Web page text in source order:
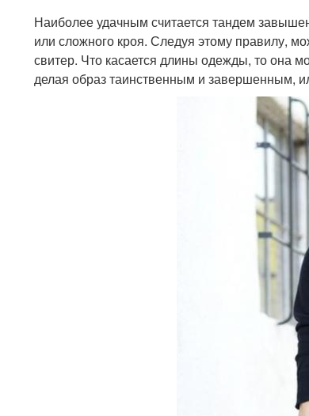
Наиболее удачным считается тандем
или сложного кроя. Следуя этому правилу,
свитер. Что касается длины одежды, то она
делая образ таинственным и завершенным,